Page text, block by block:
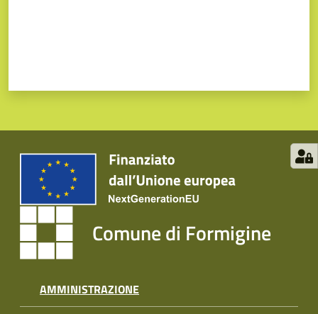
Comune di Formigine
AMMINISTRAZIONE